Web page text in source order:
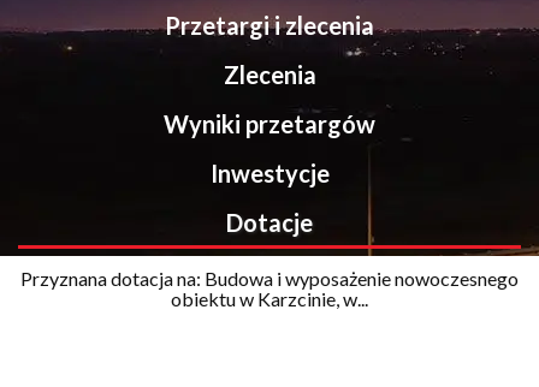
Przetargi i zlecenia
Zlecenia
Wyniki przetargów
Inwestycje
Dotacje
Przyznana dotacja na: Budowa i wyposażenie nowoczesnego
obiektu w Karzcinie, w...